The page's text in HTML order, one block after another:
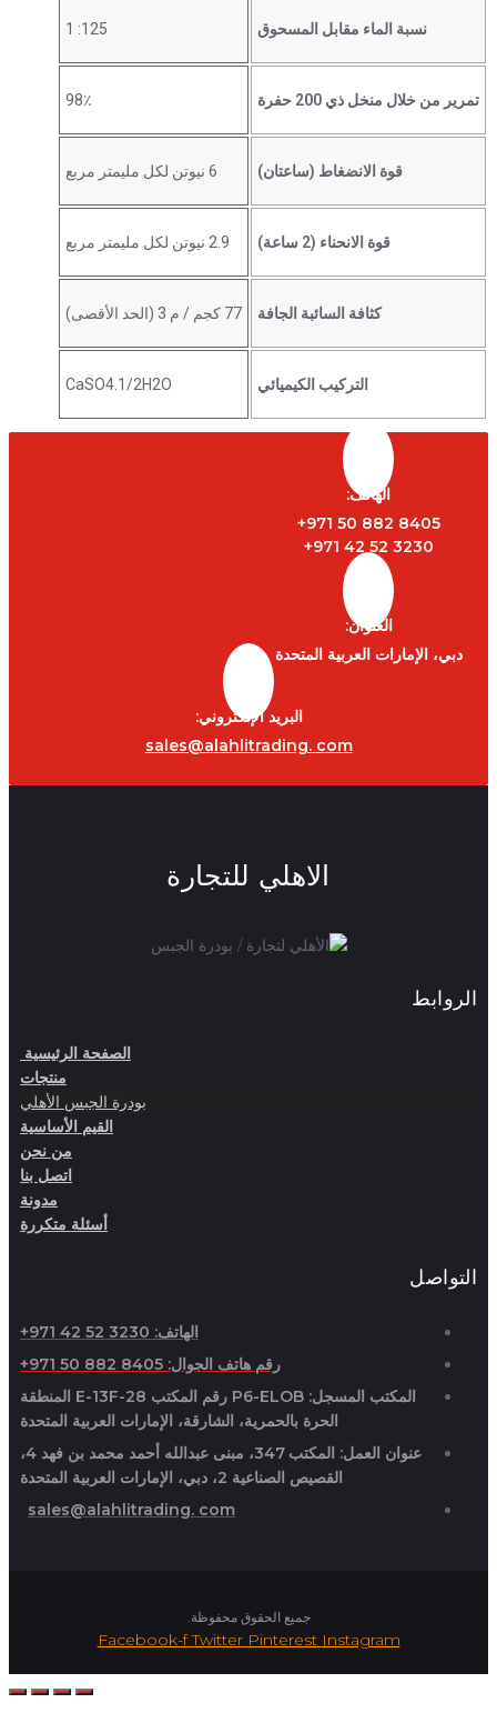
نسبة الماء مقابل المسحوق 125: 1
تمرير من خلال منخل ذي 200 حفرة 98٪
قوة الانضغاط (ساعتان) 6 نيوتن لكل مليمتر مربع
قوة الانحناء (2 ساعة) 2.9 نيوتن لكل مليمتر مربع
كثافة السائبة الجافة 77 كجم / م 3 (الحد الأقصى)
التركيب الكيميائي CaSO4.1/2H2O
الهاتف:
8405 882 50 971+
3230 52 42 971+
العنوان:
دبي، الإمارات العربية المتحدة
البريد الإلكتروني:
sales@alahlitrading. com
الاهلي للتجارة
الروابط
الصفحة الرئيسية
منتجات
بودرة الجبس الأهلي
القيم الأساسية
من نحن
اتصل بنا
مدونة
أسئلة متكررة
التواصل
الهاتف: 3230 52 42 971+
رقم هاتف الجوال: 8405 882 50 971+
المكتب المسجل: P6-ELOB رقم المكتب E-13F-28 المنطقة
الحرة بالحمرية، الشارقة، الإمارات العربية المتحدة
عنوان العمل: المكتب 347، مبنى عبدالله أحمد محمد بن فهد 4،
القصيص الصناعية 2، دبي، الإمارات العربية المتحدة
sales@alahlitrading. com
جميع الحقوق محفوظة.
Facebook-f Twitter Pinterest Instagram